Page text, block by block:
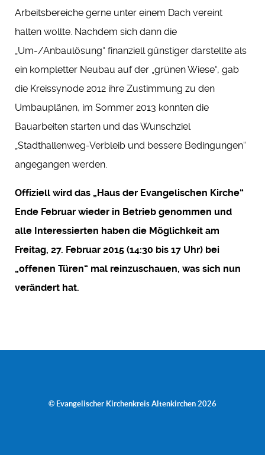
Arbeitsbereiche gerne unter einem Dach vereint
halten wollte. Nachdem sich dann die
„Um-/Anbaulösung“ finanziell günstiger darstellte als
ein kompletter Neubau auf der „grünen Wiese“, gab
die Kreissynode 2012 ihre Zustimmung zu den
Umbauplänen, im Sommer 2013 konnten die
Bauarbeiten starten und das Wunschziel
„Stadthallenweg-Verbleib und bessere Bedingungen“
angegangen werden.
Offiziell wird das „Haus der Evangelischen Kirche“
Ende Februar wieder in Betrieb genommen und
alle Interessierten haben die Möglichkeit am
Freitag, 27. Februar 2015 (14:30 bis 17 Uhr) bei
„offenen Türen“ mal reinzuschauen, was sich nun
verändert hat.
© Evangelischer Kirchenkreis Altenkirchen 2026